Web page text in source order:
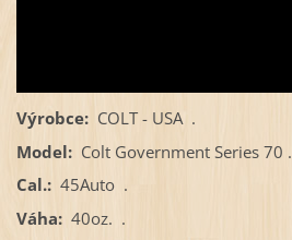
Výrobce: COLT - USA .
Model:Colt Government Series 70 .
Cal.:45Auto .
Váha: 40oz. .